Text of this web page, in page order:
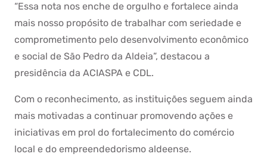
“Essa nota nos enche de orgulho e fortalece ainda
mais nosso propósito de trabalhar com seriedade e
comprometimento pelo desenvolvimento econômico
e social de São Pedro da Aldeia”, destacou a
presidência da ACIASPA e CDL.
Com o reconhecimento, as instituições seguem ainda
mais motivadas a continuar promovendo ações e
iniciativas em prol do fortalecimento do comércio
local e do empreendedorismo aldeense.